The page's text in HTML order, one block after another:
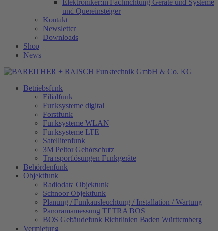
Elektroniker:in Fachrichtung Geräte und Systeme
und Quereinsteiger
Kontakt
Newsletter
Downloads
Shop
News
Betriebsfunk
Filialfunk
Funksysteme digital
Forstfunk
Funksysteme WLAN
Funksysteme LTE
Satellitenfunk
3M Peltor Gehörschutz
Transportlösungen Funkgeräte
Behördenfunk
Objektfunk
Radiodata Objektunk
Schnoor Objektfunk
Planung / Funkausleuchtung / Installation / Wartung
Panoramamessung TETRA BOS
BOS Gebäudefunk Richtlinien Baden Württemberg
Vermietung